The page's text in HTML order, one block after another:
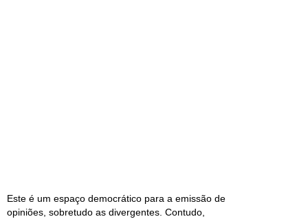
Este é um espaço democrático para a emissão de
opiniões, sobretudo as divergentes. Contudo,